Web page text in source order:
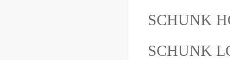
SCHUNK
SCHUNK